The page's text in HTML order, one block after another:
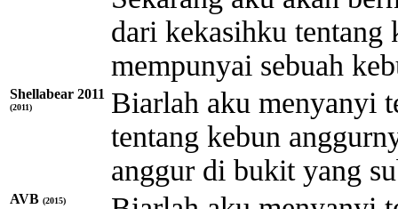
dari kekasihku tentang
mempunyai sebuah
Shellabear 2011
(2011)
Biarlah aku menyanyi
tentang kebun
anggur di bukit yang
AVB (2015)